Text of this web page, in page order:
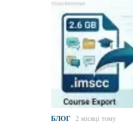
БЛОГ 2 місяці тому